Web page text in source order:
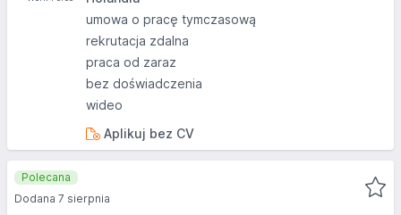
umowa o pracę tymczasową
rekrutacja zdalna
praca od zaraz
bez doświadczenia
wideo
Aplikuj bez CV
Polecana
Dodana 7 sierpnia